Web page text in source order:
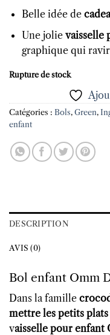
Belle idée de
Une jolie vaisselle
graphique qui
Rupture de stock
Catégories : Bols, Green,
enfant
DESCRIPTION
AVIS (0)
Bol enfant Omm
Dans la famille
mettre les petits plats
vaisselle pour enfant